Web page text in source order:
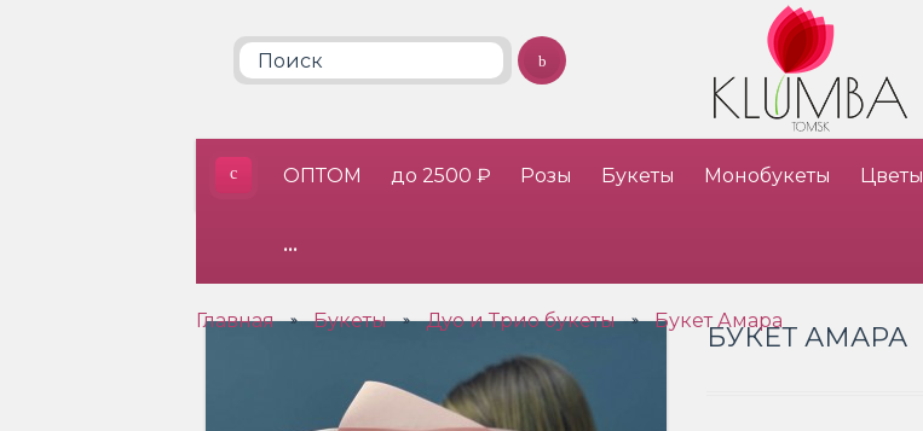
ОПТОМ до 2500 ₽ Розы Букеты Монобукеты Цветы
•••
Главная » Букеты » Дуо и Трио букеты » Букет Амара
БУКЕТ АМАРА